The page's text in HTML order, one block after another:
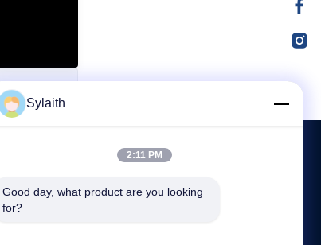
BIZIMLE İLETIŞIM
Sylaith
2:11 PM
Good day, what product are you looking
for?